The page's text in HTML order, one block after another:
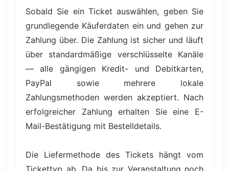
Sobald Sie ein Ticket auswählen, geben Sie
grundlegende Käuferdaten ein und gehen zur
Zahlung über. Die Zahlung ist sicher und läuft
über standardmäßige verschlüsselte Kanäle
— alle gängigen Kredit- und Debitkarten,
PayPal sowie mehrere lokale
Zahlungsmethoden werden akzeptiert. Nach
erfolgreicher Zahlung erhalten Sie eine E-
Mail-Bestätigung mit Bestelldetails.
Die Liefermethode des Tickets hängt vom
Tickettyp ab. Da bis zur Veranstaltung noch